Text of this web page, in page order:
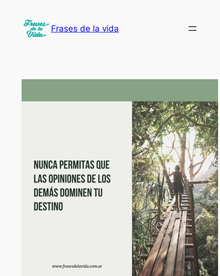
contenido
Frases de la vida